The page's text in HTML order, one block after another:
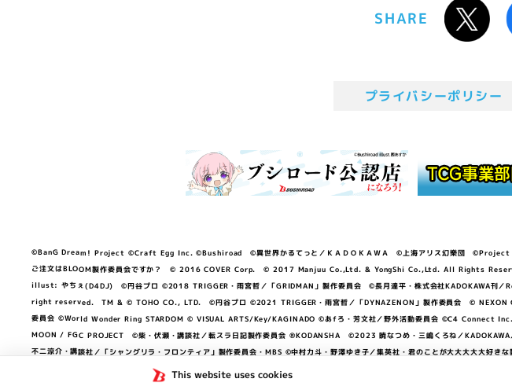
This website uses cookies
SHARE
プライバシーポリシー
©BanG Dream! Project ©Craft Egg Inc. ©Bushiroad ©異世界かるてっと／ＫＡＤＯＫＡＷＡ ©上海アリス幻樂団
ご注文はBLOOM製作委員会ですか？ © 2016 COVER Corp. © 2017 Manjuu Co.,Ltd. & YongShi Co.,Ltd. All
illust: やちぇ(D4DJ) ©円谷プロ ©2018 TRIGGER・雨宮哲／「GRIDMAN」製作委員会 ©長月達平・株式会社KADOKAWA刊／
right reserved. TM & © TOHO CO., LTD. ©円谷プロ ©2021 TRIGGER・雨宮哲／「DYNAZENON」製作委員会 © NEXON
委員会 ©World Wonder Ring STARDOM © VISUAL ARTS/Key/KAGINADO ©あfろ・芳文社／野外活動委員会 ©C4 Connect
MOON / FGC PROJECT ©柴・伏瀬・講談社／転スラ日記製作委員会 ®KODANSHA ©2023 暁なつめ・三嶋くろね／
不二涼介・講談社／「シャングリラ・フロンティア」製作委員会・MBS ©中村力斗・野澤ゆき子／集英社・君のことが大大大大大
NEXON Games／アビドス商店街 ©プロジェクトラブライブ！蓮ノ空女学院スクールアイドルクラブ ©「勇気爆発バーンブレイバーン